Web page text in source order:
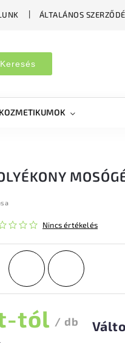
ÁLTALÁNOS
Keresés
Nincs értékelés
-tól / db